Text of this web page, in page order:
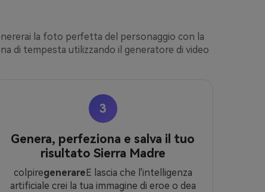
la foto perfetta del personaggio con la
di tempesta utilizzando il generatore di video
3
Genera, perfeziona e salva il tuo
risultato Sierra Madre
colpiregenerareE lascia che l'intelligenza
artificiale crei la tua immagine di eroe o dea